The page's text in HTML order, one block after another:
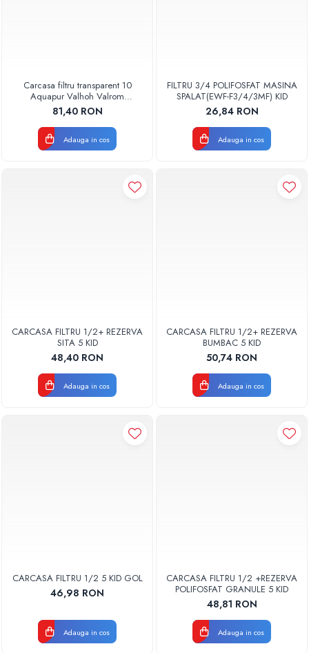
Carcasa filtru transparent 10
Aquapur Valhoh Valrom
AQUA00110001032
81,40 RON
Adauga in cos
FILTRU 3/4 POLIFOSFAT MASINA
SPALAT(EWF-F3/4/3MF) KID
26,84 RON
Adauga in cos
CARCASA FILTRU 1/2+ REZERVA
SITA 5 KID
48,40 RON
Adauga in cos
CARCASA FILTRU 1/2+ REZERVA
BUMBAC 5 KID
50,74 RON
Adauga in cos
CARCASA FILTRU 1/2 5 KID GOL
46,98 RON
Adauga in cos
CARCASA FILTRU 1/2 +REZERVA
POLIFOSFAT GRANULE 5 KID
48,81 RON
Adauga in cos